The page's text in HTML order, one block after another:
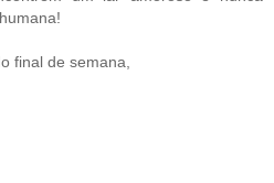
final de semana,